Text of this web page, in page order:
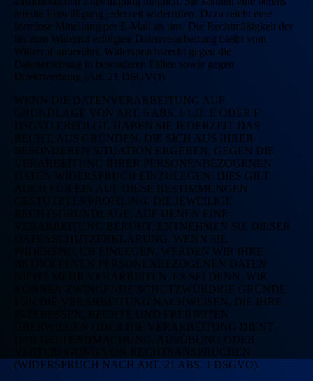
erteilte Einwilligung jederzeit widerrufen. Dazu reicht eine
formlose Mitteilung per E-Mail an uns. Die Rechtmäßigkeit der
bis zum Widerruf erfolgten Datenverarbeitung bleibt vom
Widerruf unberührt. Widerspruchsrecht gegen die
Datenerhebung in besonderen Fällen sowie gegen
Direktwerbung (Art. 21 DSGVO)
WENN DIE DATENVERARBEITUNG AUF
GRUNDLAGE VON ART. 6 ABS. 1 LIT. E ODER F
DSGVO ERFOLGT, HABEN SIE JEDERZEIT DAS
RECHT, AUS GRÜNDEN, DIE SICH AUS IHRER
BESONDEREN SITUATION ERGEBEN, GEGEN DIE
VERARBEITUNG IHRER PERSONENBEZOGENEN
DATEN WIDERSPRUCH EINZULEGEN; DIES GILT
AUCH FÜR EIN AUF DIESE BESTIMMUNGEN
GESTÜTZTES PROFILING. DIE JEWEILIGE
RECHTSGRUNDLAGE, AUF DENEN EINE
VERARBEITUNG BERUHT, ENTNEHMEN SIE DIESER
DATENSCHUTZERKLÄRUNG. WENN SIE
WIDERSPRUCH EINLEGEN, WERDEN WIR IHRE
BETROFFENEN PERSONENBEZOGENEN DATEN
NICHT MEHR VERARBEITEN, ES SEI DENN, WIR
KÖNNEN ZWINGENDE SCHUTZWÜRDIGE GRÜNDE
FÜR DIE VERARBEITUNG NACHWEISEN, DIE IHRE
INTERESSEN, RECHTE UND FREIHEITEN
ÜBERWIEGEN ODER DIE VERARBEITUNG DIENT
DER GELTENDMACHUNG, AUSÜBUNG ODER
VERTEIDIGUNG VON RECHTSANSPRÜCHEN
(WIDERSPRUCH NACH ART. 21 ABS. 1 DSGVO).